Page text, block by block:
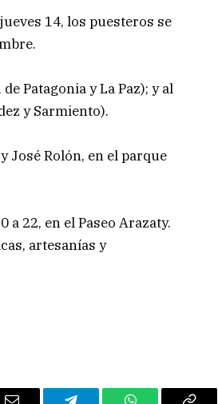
14, los puesteros se
Patagonia y La Paz); y al
y Sarmiento).
José Rolón, en el parque
22, en el Paseo Arazaty.
artesanías y